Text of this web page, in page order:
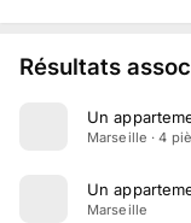
Résultats
Un
Marseille · 4
Un
Marseille